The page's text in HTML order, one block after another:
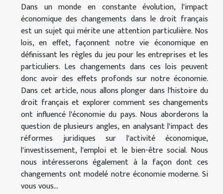
Dans un monde en constante évolution, l'impact
économique des changements dans le droit français
est un sujet qui mérite une attention particulière. Nos
lois, en effet, façonnent notre vie économique en
définissant les règles du jeu pour les entreprises et les
particuliers. Les changements dans ces lois peuvent
donc avoir des effets profonds sur notre économie.
Dans cet article, nous allons plonger dans l'histoire du
droit français et explorer comment ses changements
ont influencé l'économie du pays. Nous aborderons la
question de plusieurs angles, en analysant l'impact des
réformes juridiques sur l'activité économique,
l'investissement, l'emploi et le bien-être social. Nous
nous intéresserons également à la façon dont ces
changements ont modelé notre économie moderne. Si
vous vous...